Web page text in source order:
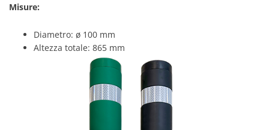
Misure:
Diametro: ø 100 mm
Altezza totale: 865 mm